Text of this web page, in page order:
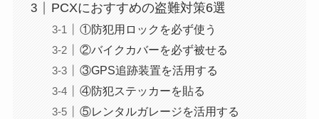
PCXにおすすめの盗難対策6選
①防犯用ロックを必ず使う
②バイクカバーを必ず被せる
③GPS追跡装置を活用する
④防犯ステッカーを貼る
⑤レンタルガレージを活用する